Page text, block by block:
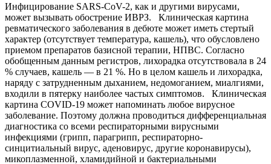
Инфицирование SARS-CoV-2, как и другими вирусами,
может вызывать обострение ИВРЗ. Клиническая картина
ревматического заболевания в дебюте может иметь стертый
характер (отсутствует температура, кашель), что обусловлено
приемом препаратов базисной терапии, НПВС. Согласно
обобщенным данным регистров, лихорадка отсутствовала в 24
% случаев, кашель — в 21 %. Но в целом кашель и лихорадка,
наряду с затрудненным дыханием, недомоганием, миалгиями,
входили в пятерку наиболее частых симптомов. Клиническая
картина COVID-19 может напоминать любое вирусное
заболевание. Поэтому должна проводиться дифференциальная
диагностика со всеми респираторными вирусными
инфекциями (грипп, парагрипп, респираторно-
синцитиальный вирус, аденовирус, другие коронавирусы),
микоплазменной, хламидийной и бактериальными